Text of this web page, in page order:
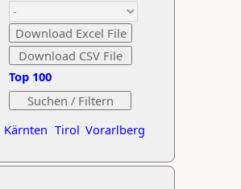
Kärnten Tirol Vorarlberg
Top 100